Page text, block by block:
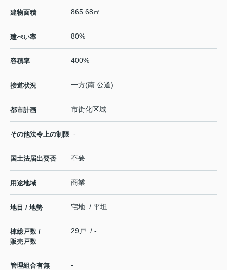
建物面積 865.68㎡
建ぺい率 80%
容積率 400%
接道状況 一方(南 公道)
都市計画 市街化区域
その他法令上の制限 -
国土法届出要否 不要
用途地域 商業
地目 / 地勢 宅地 / 平坦
棟総戸数 /
販売戸数
29戸 / -
管理組合有無 -